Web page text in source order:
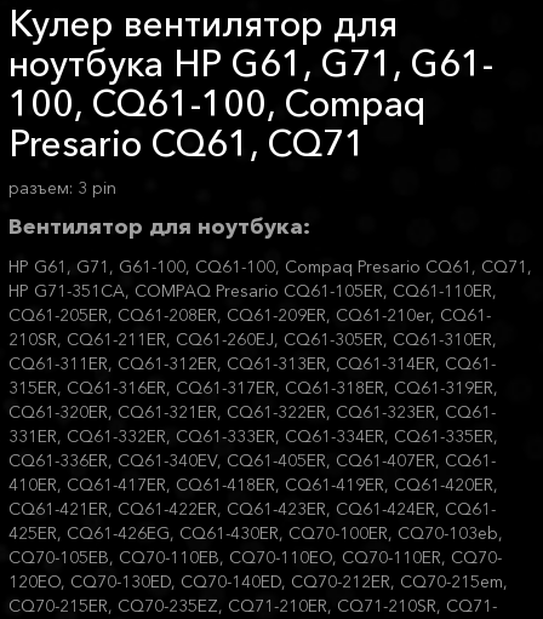
Кулер вентилятор для
ноутбука HP G61, G71, G61-
100, CQ61-100, Compaq
Presario CQ61, CQ71
разъем: 3 pin
Вентилятор для ноутбука:
HP G61, G71, G61-100, CQ61-100, Compaq Presario CQ61, CQ71,
HP G71-351CA, COMPAQ Presario CQ61-105ER, CQ61-110ER,
CQ61-205ER, CQ61-208ER, CQ61-209ER, CQ61-210er, CQ61-
210SR, CQ61-211ER, CQ61-260EJ, CQ61-305ER, CQ61-310ER,
CQ61-311ER, CQ61-312ER, CQ61-313ER, CQ61-314ER, CQ61-
315ER, CQ61-316ER, CQ61-317ER, CQ61-318ER, CQ61-319ER,
CQ61-320ER, CQ61-321ER, CQ61-322ER, CQ61-323ER, CQ61-
331ER, CQ61-332ER, CQ61-333ER, CQ61-334ER, CQ61-335ER,
CQ61-336ER, CQ61-340EV, CQ61-405ER, CQ61-407ER, CQ61-
410ER, CQ61-417ER, CQ61-418ER, CQ61-419ER, CQ61-420ER,
CQ61-421ER, CQ61-422ER, CQ61-423ER, CQ61-424ER, CQ61-
425ER, CQ61-426EG, CQ61-430ER, CQ70-100ER, CQ70-103eb,
CQ70-105EB, CQ70-110EB, CQ70-110EO, CQ70-110ER, CQ70-
120EO, CQ70-130ED, CQ70-140ED, CQ70-212ER, CQ70-215em,
CQ70-215ER, CQ70-235EZ, CQ71-210ER, CQ71-210SR, CQ71-